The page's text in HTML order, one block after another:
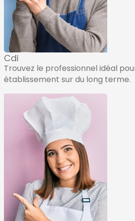
Cdi
Trouvez le professionnel idéal
établissement sur du long terme.